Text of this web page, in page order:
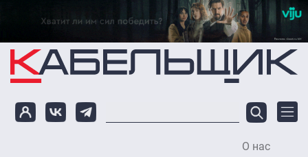
Перейти к основному содержанию
О нас